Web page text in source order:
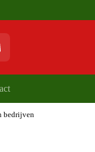
bedrijven